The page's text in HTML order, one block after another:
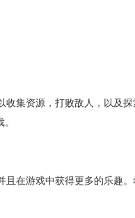
集资源，打败敌人，以及
在游戏中获得更多的乐趣